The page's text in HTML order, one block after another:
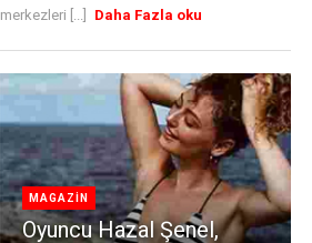
merkezleri [...]
Daha Fazla oku
MAGAZİN
Oyuncu Hazal Şenel,